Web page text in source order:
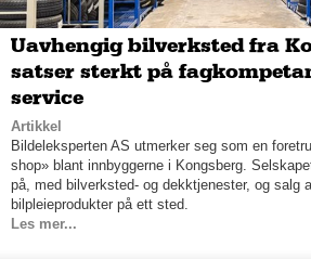
Uavhengig bilverksted fra
satser sterkt på
service
Artikkel
Bildeleksperten AS utmerker seg som en
shop» blant innbyggerne i Kongsberg.
på, med bilverksted- og dekktjenester, og salg
bilpleieprodukter på ett sted.
Les mer...